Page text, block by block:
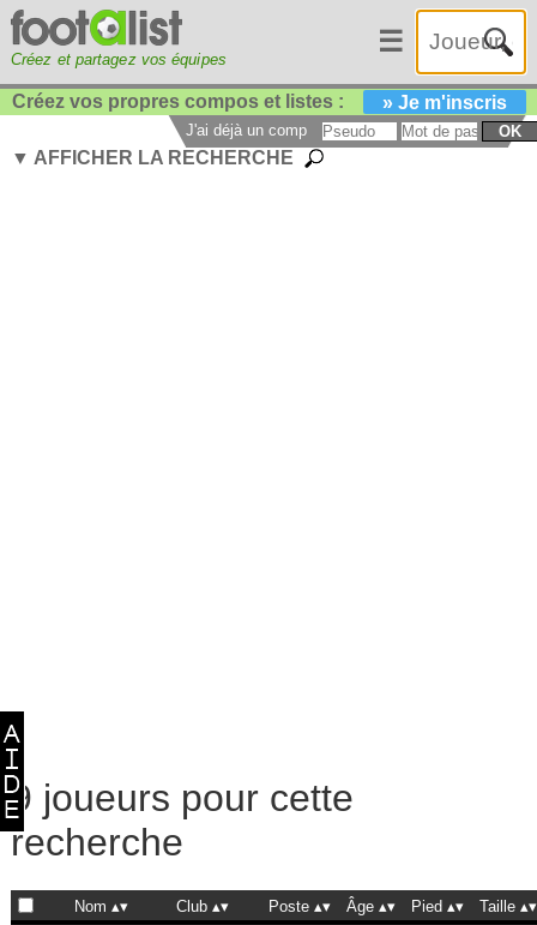
Créez et partagez vos équipes
☰
Créez vos propres compos et listes : » Je m'inscris
J'ai déjà un compte : OK
▼ AFFICHER LA RECHERCHE
9 joueurs pour cette
recherche
Nom Club Poste Âge Pied
Taille